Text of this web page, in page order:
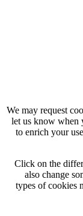
We may request
let us know when
to enrich your
Click on the
also change
types of cookies